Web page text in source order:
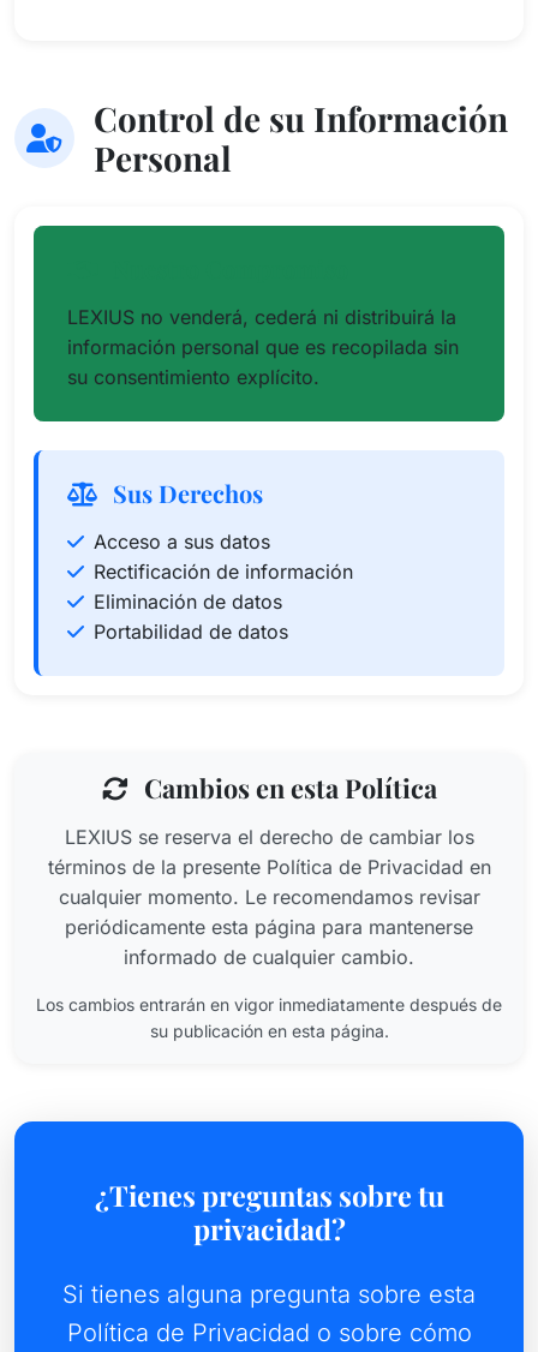
Control de su Información
Personal
LEXIUS no venderá, cederá ni distribuirá la
información personal que es recopilada sin
su consentimiento explícito.
Sus Derechos
Acceso a sus datos
Rectificación de información
Eliminación de datos
Portabilidad de datos
Cambios en esta Política
LEXIUS se reserva el derecho de cambiar los
términos de la presente Política de Privacidad en
cualquier momento. Le recomendamos revisar
periódicamente esta página para mantenerse
informado de cualquier cambio.
Los cambios entrarán en vigor inmediatamente después de
su publicación en esta página.
¿Tienes preguntas sobre tu
privacidad?
Si tienes alguna pregunta sobre esta
Política de Privacidad o sobre cómo